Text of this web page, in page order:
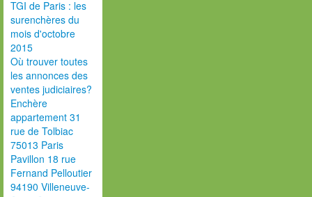
TGI de Paris : les
surenchères du
mois d'octobre
2015
Où trouver toutes
les annonces des
ventes judiciaires?
Enchère
appartement 31
rue de Tolbiac
75013 Paris
Pavillon 18 rue
Fernand Pelloutier
94190 Villeneuve-